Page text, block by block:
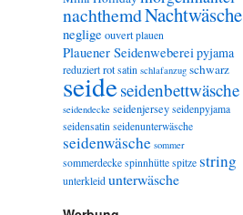
nachthemdNachtwäsche
neglige ouvert plauen
Plauener Seidenwebereipyjama
reduziert rot satin schlafanzug schwarz
seideseidenbettwäsche
seidendecke seidenjersey seidenpyjama
seidensatin seidenunterwäsche
seidenwäsche sommer
sommerdecke spinnhütte spitze string
unterkleid unterwäsche